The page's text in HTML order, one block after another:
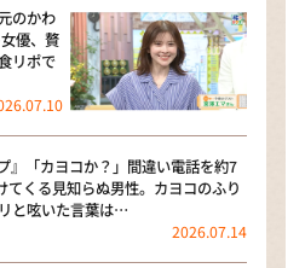
のかわ
優、贅
リポで
』「カヨコか？」間違い電話を約7
くる見知らぬ男性。カヨコのふり
と呟いた言葉は…
2026.07.14